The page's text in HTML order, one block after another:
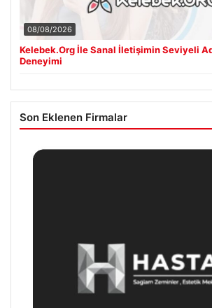
08/08/2026
Kelebek.Org İle Sanal İletişimin Seviyeli
Deneyimi
Son Eklenen Firmalar